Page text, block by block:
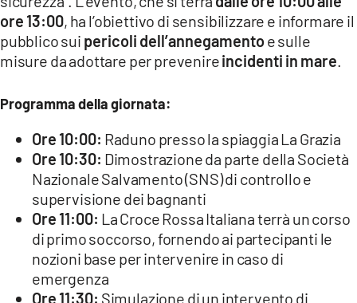
ore 13:00, ha l’obiettivo di sensibilizzare e informare il
pubblico sui pericoli dell’annegamentoe sulle
misure da adottare per prevenireincidenti in mare.
Programma della giornata:
Ore 10:00: Raduno presso la spiaggia La Grazia
Ore 10:30: Dimostrazione da parte della Società
Nazionale Salvamento (SNS) di controllo e
supervisione dei bagnanti
Ore 11:00: La Croce Rossa Italiana terrà un corso
di primo soccorso, fornendo ai partecipanti le
nozioni base per intervenire in caso di
emergenza
Ore 11:30: Simulazione di un intervento di